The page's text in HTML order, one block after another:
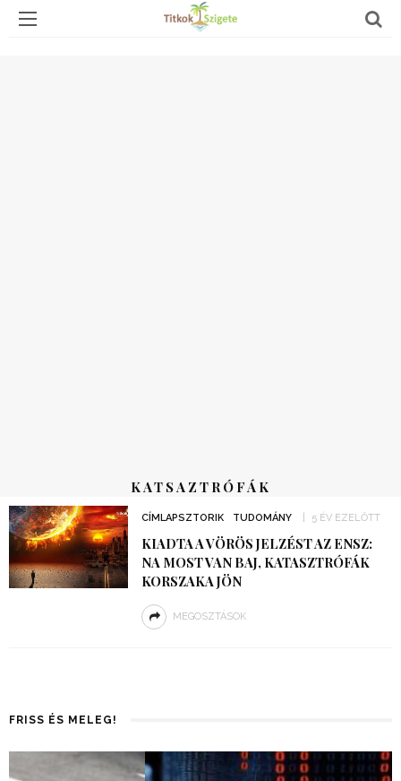
KATSAZTRÓFÁK
CÍMLAPSZTORIK TUDOMÁNY 5 ÉV EZELŐTT
KIADTA A VÖRÖS JELZÉST AZ ENSZ:
NA MOST VAN BAJ, KATASZTRÓFÁK
KORSZAKA JÖN
MEGOSZTÁSOK
FRISS ÉS MELEG!